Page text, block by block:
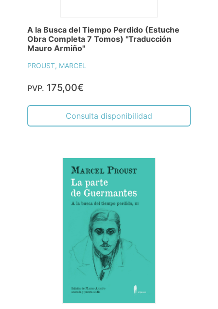
A la Busca del Tiempo Perdido (Estuche
Obra Completa 7 Tomos) "Traducción
Mauro Armiño"
PROUST, MARCEL
PVP. 175,00€
Consulta disponibilidad